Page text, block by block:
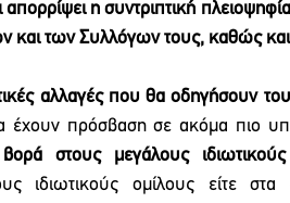
η συντριπτική
και των Συλλόγων τους, καθώς
αλλαγές που θα οδηγήσουν
έχουν πρόσβαση σε ακόμα πιο
στους μεγάλους ιδιωτικούς
ιδιωτικούς ομίλους είτε στα